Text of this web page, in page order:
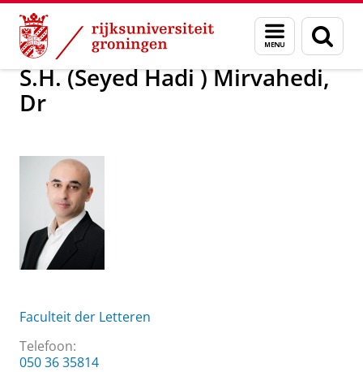
Skip
Content
Skip
Navigation
Menu
en
zoeken
Over ons S.H. (Seyed Hadi ) Mirvahedi, Dr
S.H. (Seyed Hadi ) Mirvahedi,
Dr
Faculteit der Letteren
Telefoon:
050 36 35814